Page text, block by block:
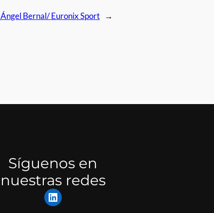
Ángel Bernal/ Euronix Sport →
Síguenos en
nuestras redes
LinkedIn